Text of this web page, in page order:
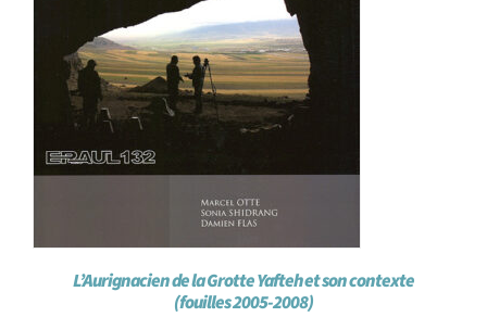
L’Aurignacien de la Grotte Yafteh et son contexte
(fouilles 2005-2008)